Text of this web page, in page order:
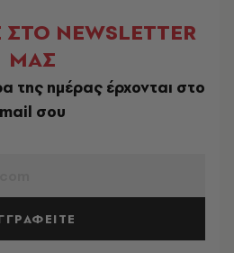
NEWSLETTER
ΜΑΣ
της ημέρας έρχονται στο
mail σου